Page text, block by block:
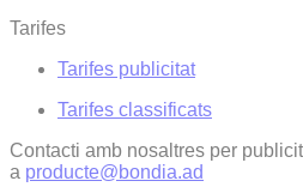
Tarifes
Tarifes publicitat
Tarifes classificats
Contacti amb nosaltres per
a producte@bondia.ad